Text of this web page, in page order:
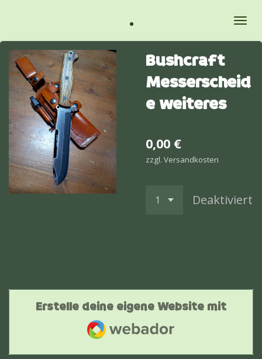
springen
.
Bushcraft
Messerscheid
e weiteres
0,00 €
zzgl. Versandkosten
Deaktiviert
Erstelle deine eigene Website mit
Webador